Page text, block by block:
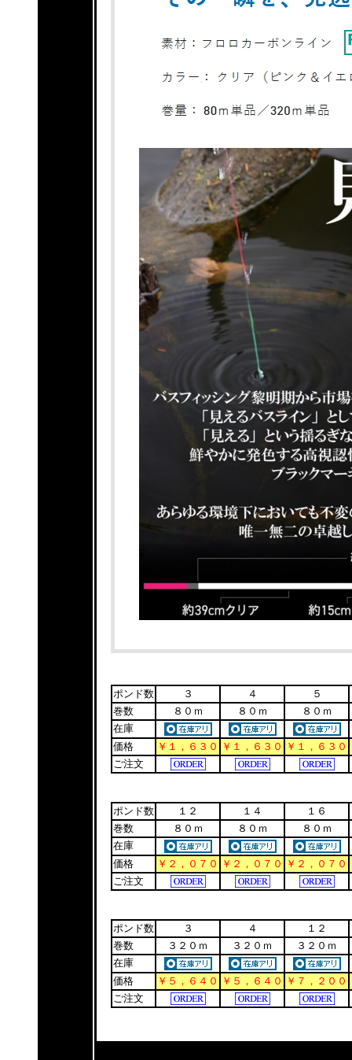
ポンド数 ３ ４
５
巻数
８０ｍ ８０ｍ
８０ｍ
在庫
価格
￥１，６３０ ￥１，６３０ ￥１，６３０
ご注文
ポンド数 １２ １４
１６
巻数
８０ｍ ８０ｍ
８０ｍ
在庫
価格
￥２，０７０ ￥２，０７０ ￥２，０７０
ご注文
ポンド数 ３ ４
１２
巻数
３２０ｍ ３２０ｍ
３２０ｍ
在庫
価格
￥５，６４０ ￥５，６４０ ￥７，２００
ご注文